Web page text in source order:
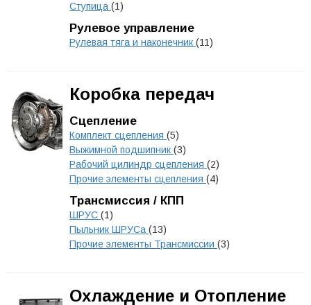
Ступица (1)
Рулевое управление
Рулевая тяга и наконечник (11)
Коробка передач
Сцепление
Комплект сцепления (5)
Выжимной подшипник (3)
Рабочий цилиндр сцепления (2)
Прочие элементы сцепления (4)
Трансмиссия / КПП
ШРУС (1)
Пыльник ШРУСа (13)
Прочие элементы Трансмиссии (3)
Охлаждение и Отопление